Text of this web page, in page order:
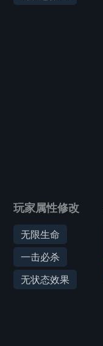
玩家属性修改
无限生命
一击必杀
无状态效果